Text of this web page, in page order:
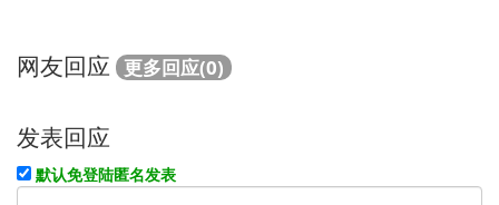
网友回应 更多回应(0)
发表回应
默认免登陆匿名发表